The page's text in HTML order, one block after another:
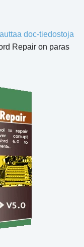
doc-tiedostoja
Repair on paras